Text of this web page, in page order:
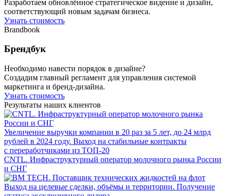
Разработаем обновлённое стратегическое видение и дизайн,
соответствующий новым задачам бизнеса.
Узнать стоимость
Brandbook
Брендбук
Необходимо навести порядок в дизайне?
Создадим главный регламент для управления системой
маркетинга и бренд-дизайна.
Узнать стоимость
Результаты наших клиентов
Увеличение выручки компании в 20 раз за 5 лет, до 24 млрд
рублей в 2024 году. Выход на стабильные контракты
с переработчиками из ТОП-20
CNTL. Инфраструктурный оператор молочного рынка России
и СНГ
Выход на целевые сделки, объёмы и территории. Получение